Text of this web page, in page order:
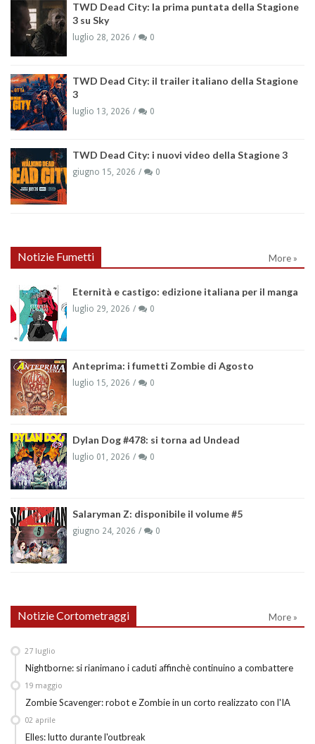
TWD Dead City: la prima puntata della Stagione
3 su Sky
luglio 28, 2026 0
TWD Dead City: il trailer italiano della Stagione
3
luglio 13, 2026 0
TWD Dead City: i nuovi video della Stagione 3
giugno 15, 2026 0
Notizie Fumetti More »
Eternità e castigo: edizione italiana per il manga
luglio 29, 2026 0
Anteprima: i fumetti Zombie di Agosto
luglio 15, 2026 0
Dylan Dog #478: si torna ad Undead
luglio 01, 2026 0
Salaryman Z: disponibile il volume #5
giugno 24, 2026 0
Notizie Cortometraggi More »
Nightborne: si rianimano i caduti affinchè continuino a combattere
27 luglio
Zombie Scavenger: robot e Zombie in un corto realizzato con l'IA
19 maggio
Elles: lutto durante l'outbreak
02 aprile